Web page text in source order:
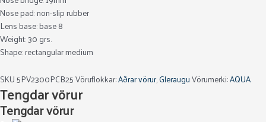
Nose pad: non-slip rubber
Lens base: base 8
Weight: 30 grs.
Shape: rectangular medium
SKU5PV2300PCB25Vöruflokkar:Aðrar vörur,GlerauguVörumerki:AQUA
Tengdar vörur
Tengdar vörur